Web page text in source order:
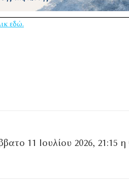
εδώ.
11 Ιουλίου 2026, 21:15